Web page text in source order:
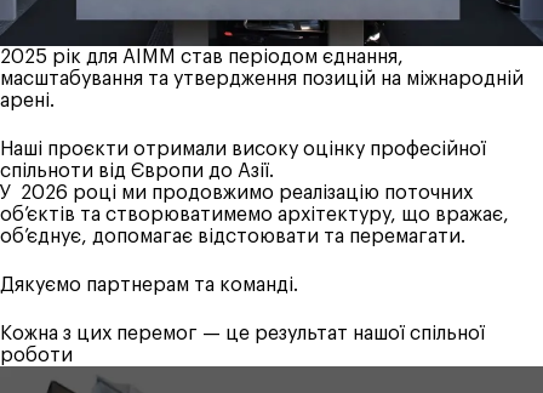
2025 рік для AIMM став періодом єднання,
масштабування та утвердження позицій на міжнародній
арені.
Наші проєкти отримали високу оцінку професійної
спільноти від Європи до Азії.
У 2026 році ми продовжимо реалізацію поточних
обʼєктів та створюватимемо архітектуру, що вражає,
обʼєднує, допомагає відстоювати та перемагати.
Дякуємо партнерам та команді.
Кожна з цих перемог — це результат нашої спільної
роботи